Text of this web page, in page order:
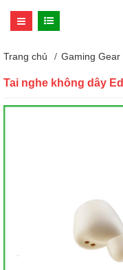
Trang chủ Gaming Gear
Tai nghe không dây